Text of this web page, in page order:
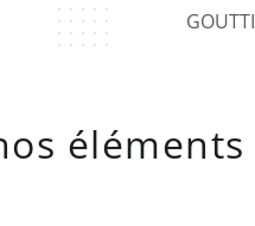
éléments